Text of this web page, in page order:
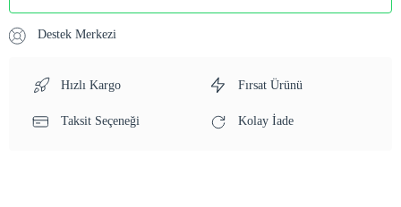
Destek Merkezi
Hızlı Kargo Fırsat Ürünü
Taksit Seçeneği Kolay İade